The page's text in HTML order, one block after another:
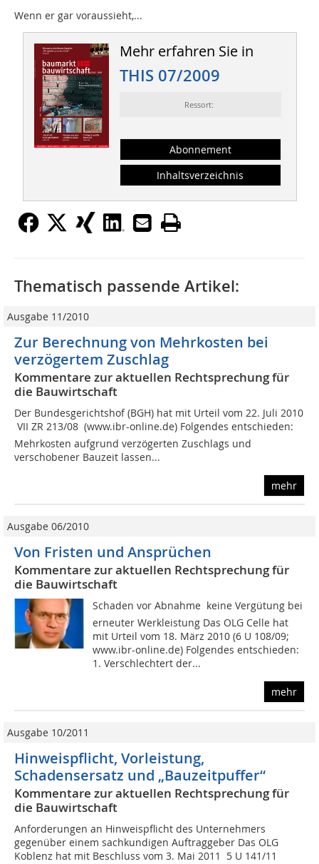
Wenn er gar voraussieht,...
Mehr erfahren Sie in
THIS 07/2009
Ressort:
Abonnement
Inhaltsverzeichnis
Thematisch passende Artikel:
Ausgabe 11/2010
Zur Berechnung von Mehrkosten bei
verzögertem Zuschlag
Kommentare zur aktuellen Rechtsprechung für
die Bauwirtschaft
Der Bundesgerichtshof (BGH) hat mit Urteil vom 22. Juli 2010
 VII ZR 213/08  (www.ibr-online.de) Folgendes entschieden:
Mehrkosten aufgrund verzögerten Zuschlags und
verschobener Bauzeit lassen...
mehr
Ausgabe 06/2010
Von Fristen und Ansprüchen
Kommentare zur aktuellen Rechtsprechung für
die Bauwirtschaft
Schaden vor Abnahme  keine Vergütung bei
erneuter Werkleistung Das OLG Celle hat
mit Urteil vom 18. März 2010 (6 U 108/09;
www.ibr-online.de) Folgendes entschieden:
1. Verschlechtert der...
mehr
Ausgabe 10/2011
Hinweispflicht, Vorleistung,
Schadensersatz und „Bauzeitpuffer“
Kommentare zur aktuellen Rechtsprechung für
die Bauwirtschaft
Anforderungen an Hinweispflicht des Unternehmers
gegenüber einem sachkundigen Auftraggeber Das OLG
Koblenz hat mit Beschluss vom 3. Mai 2011  5 U 141/11 